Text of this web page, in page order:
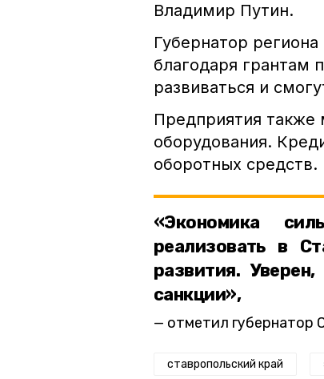
Владимир Путин.
Губернатор
благодаря грантам
развиваться и
Предприятия также
оборудования.
оборотных средств.
«Экономика
реализовать в
развития.
санкции»,
отметил губернатор
ставропольский край